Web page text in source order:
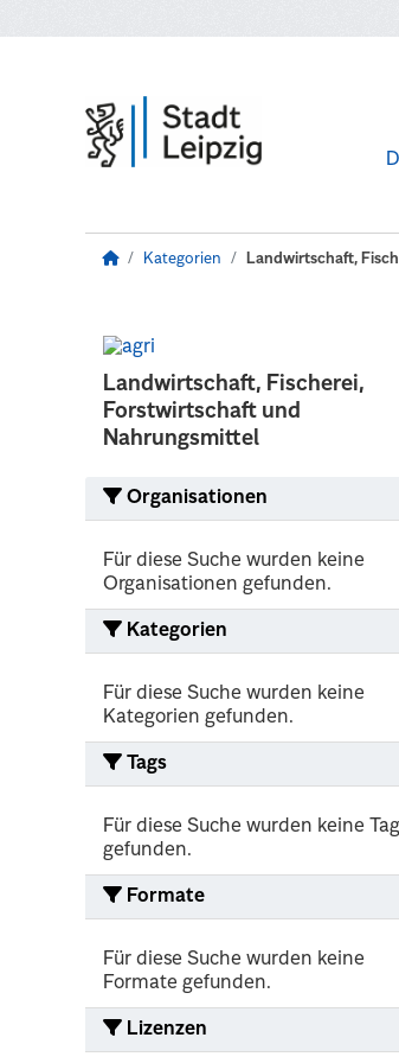
Kategorien Landwirtschaft,
Landwirtschaft, Fischerei,
Forstwirtschaft und
Nahrungsmittel
Organisationen
Für diese Suche wurden keine
Organisationen gefunden.
Kategorien
Für diese Suche wurden keine
Kategorien gefunden.
Tags
Für diese Suche wurden keine
gefunden.
Formate
Für diese Suche wurden keine
Formate gefunden.
Lizenzen